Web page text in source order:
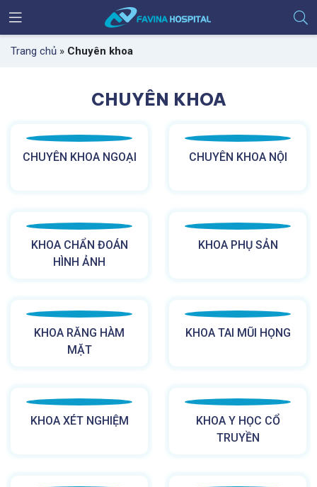
Trang chủ » Chuyên khoa
CHUYÊN KHOA
CHUYÊN KHOA NGOẠI CHUYÊN KHOA NỘI
KHOA CHẨN ĐOÁN
HÌNH ẢNH
KHOA PHỤ SẢN
KHOA RĂNG HÀM
MẶT
KHOA TAI MŨI HỌNG
KHOA XÉT NGHIỆM
KHOA Y HỌC CỔ
TRUYỀN